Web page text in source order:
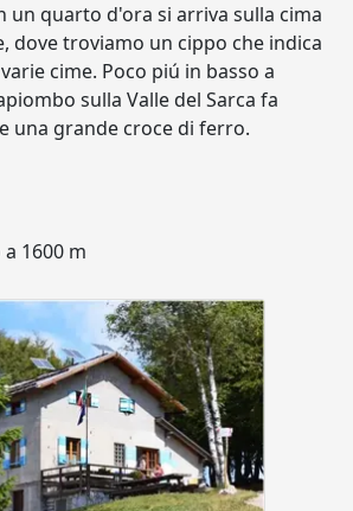
un quarto d'ora si arriva sulla cima
dove troviamo un cippo che indica
cime. Poco piú in basso a
sulla Valle del Sarca fa
una grande croce di ferro.
1600 m